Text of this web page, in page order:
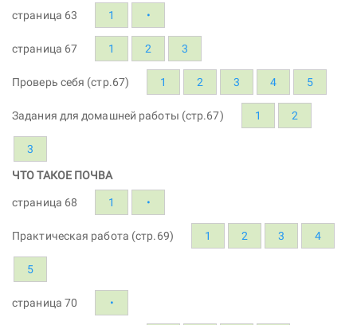
страница 63 1 •
страница 67 1 2 3
Проверь себя (стр.67) 1 2 3 4 5
Задания для домашней работы (стр.67) 1 2
3
ЧТО ТАКОЕ ПОЧВА
страница 68 1 •
Практическая работа (стр.69) 1 2 3 4
5
страница 70 •